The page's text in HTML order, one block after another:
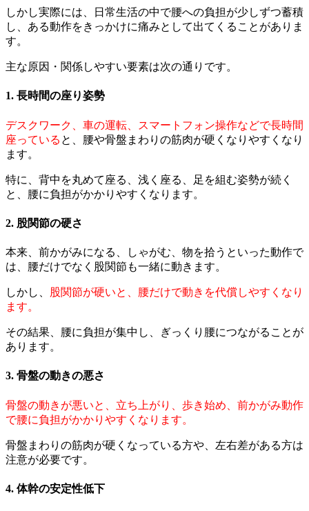
しかし実際には、日常生活の中で腰への負担が少しずつ蓄積
し、ある動作をきっかけに痛みとして出てくることがありま
す。
主な原因・関係しやすい要素は次の通りです。
1. 長時間の座り姿勢
デスクワーク、車の運転、スマートフォン操作などで長時間
座っている と、腰や骨盤まわりの筋肉が硬くなりやすくなり
ます。
特に、背中を丸めて座る、浅く座る、足を組む姿勢が続く
と、腰に負担がかかりやすくなります。
2. 股関節の硬さ
本来、前かがみになる、しゃがむ、物を拾うといった動作で
は、腰だけでなく股関節も一緒に動きます。
しかし、
股関節が硬いと、腰だけで動きを代償しやすくなり
ます。
その結果、腰に負担が集中し、ぎっくり腰につながることが
あります。
3. 骨盤の動きの悪さ
骨盤の動きが悪いと、立ち上がり、歩き始め、前かがみ動作
で腰に負担がかかりやすくなります。
骨盤まわりの筋肉が硬くなっている方や、左右差がある方は
注意が必要です。
4. 体幹の安定性低下